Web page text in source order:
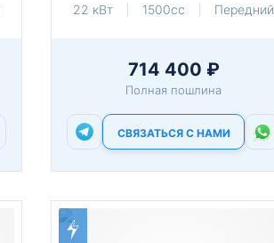
22 кВт
1500cc Передний
714 400 ₽
Полная пошлина
СВЯЗАТЬСЯ С НАМИ